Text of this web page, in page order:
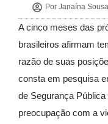
PorJanaína Sousa
A cinco meses das
brasileiros afirmam
razão de suas
consta em pesquisa
de Segurança
preocupação com a